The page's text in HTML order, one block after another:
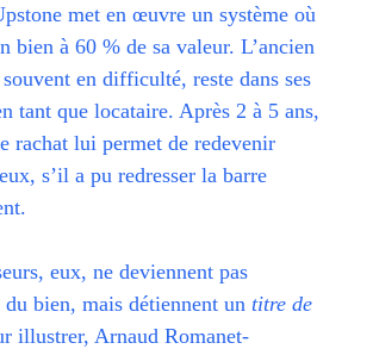
met en œuvre un système où
bien à 60 % de sa valeur. L’ancien
en difficulté, reste dans ses
tant que locataire. Après 2 à 5 ans,
rachat lui permet de redevenir
s’il a pu redresser la barre
eux, ne deviennent pas
bien, mais détiennent un titre de
illustrer, Arnaud Romanet-